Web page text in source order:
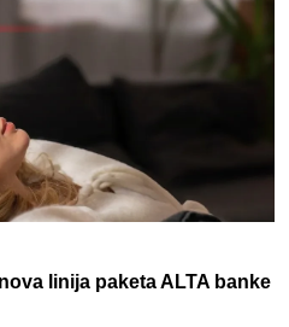
linija paketa ALTA banke